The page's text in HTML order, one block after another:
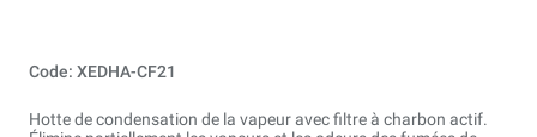
Code: XEDHA-CF21
Hotte de condensation de la vapeur avec filtre à charbon actif.